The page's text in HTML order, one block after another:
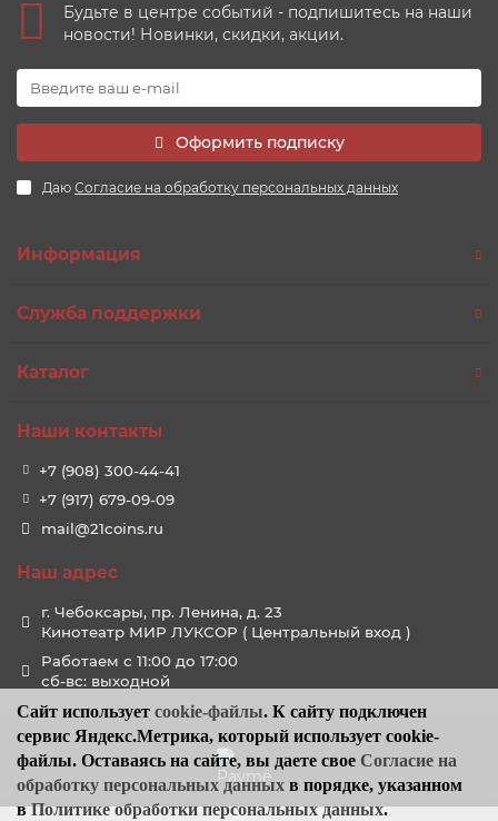
Сайт использует cookie-файлы. К cайту подключен
сервис Яндекс.Метрика, который использует cookie-
файлы. Оставаясь на сайте, вы даете свое Согласие на
обработку персональных данных в порядке, указанном
в Политике обработки персональных данных.
Будьте в центре событий - подпишитесь на наши
новости! Новинки, скидки, акции.
Оформить подписку
Даю Согласие на обработку персональных данных
Информация
Служба поддержки
Каталог
Наши контакты
+7 (908) 300-44-41
+7 (917) 679-09-09
mail@21coins.ru
Наш адрес
г. Чебоксары, пр. Ленина, д. 23
Кинотеатр МИР ЛУКСОР ( Центральный вход )
Работаем с 11:00 до 17:00
сб-вс: выходной